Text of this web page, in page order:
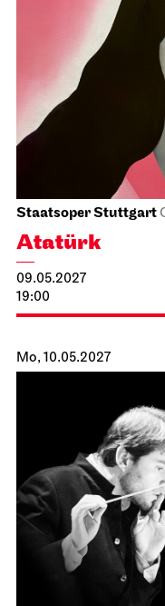
11:00 - 12:30
JOiN-
18.04.2027
11:00